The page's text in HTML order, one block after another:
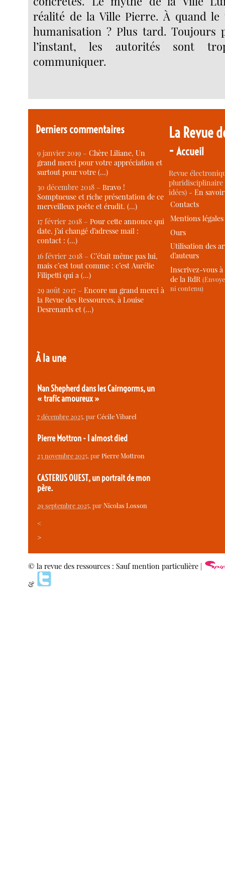
réalité de la Ville Pierre. À quand
humanisation ? Plus tard. Toujours
l’instant, les autorités sont
communiquer.
Derniers commentaires
9 janvier 2019 –Chère Liliane, Un
grand merci pour votre appréciation et
surtout pour votre (…)
30 décembre 2018 –Bravo !
Somptueuse et riche présentation de ce
merveilleux poète et érudit. (…)
17 février 2018 –Pour cette annonce qui
date, j’ai changé d’adresse mail :
contact : (…)
16 février 2018 –C’était même pas lui,
mais c’est tout comme : c’est Aurélie
Filipetti qui a (…)
29 août 2017 –Encore un grand merci à
la Revue des Ressources, à Louise
Desrenards et (…)
À la une
Nan Shepherd dans les Cairngorms, un
« trafic amoureux »
7 décembre 2025, parCécile Vibarel
Pierre Mottron - I almost died
23 novembre 2025, parPierre Mottron
CASTERUS OUEST, un portrait de mon
père.
29 septembre 2025, parNicolas Losson
<
>
La Revue
-Accueil
Revue
idées) -En
Contacts
Mentions légales
Ours
Utilisation des
d’auteurs
Inscrivez-vous
de la RdR
ni contenu)
© la revue des ressources : Sauf mention particulière |
&